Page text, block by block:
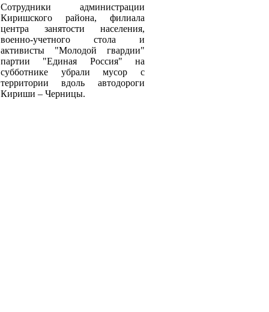
Сотрудники администрации
Киришского района, филиала
центра занятости населения,
военно-учетного стола и
активисты "Молодой гвардии"
партии "Единая Россия" на
субботнике убрали мусор с
территории вдоль автодороги
Кириши – Черницы.